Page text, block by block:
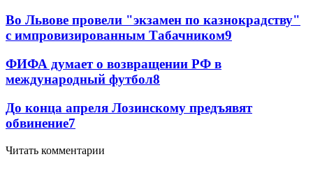
Во Львове провели "экзамен по казнокрадству"
с импровизированным Табачником9
ФИФА думает о возвращении РФ в
международный футбол8
До конца апреля Лозинскому предъявят
обвинение7
Читать комментарии